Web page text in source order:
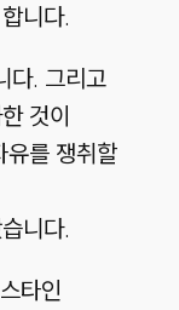
니다.
다. 그리고
것이
유를 쟁취할
니다.
타인